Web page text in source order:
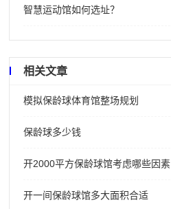
智慧运动馆如何选址？
相关文章
模拟保龄球体育馆整场规划
保龄球多少钱
开2000平方保龄球馆考虑哪些因素
开一间保龄球馆多大面积合适